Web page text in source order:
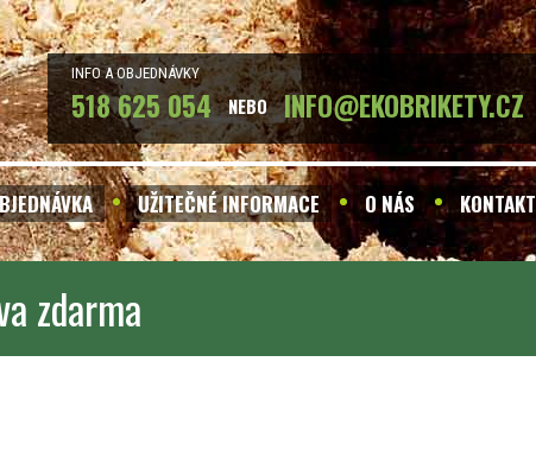
INFO A OBJEDNÁVKY
518 625 054 NEBO INFO@EKOBRIKETY.CZ
UŽITEČNÉ INFORMACE O NÁS KONTAKT
zdarma